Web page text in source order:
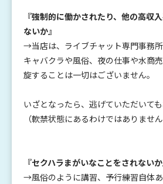
『強制的に働かされたり、他の高収
ないか』
→当店は、ライブチャット専門事務所
キャバクラや風俗、夜の仕事や水商
旋することは一切はございません。
いざとなったら、逃げていただいても
（軟禁状態にあるわけではありません
『セクハラまがいなことをされないか
→風俗のように講習、予行練習自体